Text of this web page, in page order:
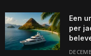
Een
per